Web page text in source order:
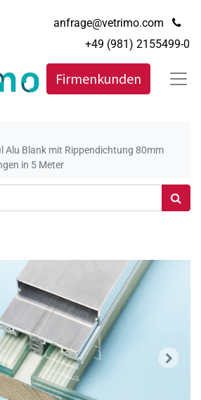
anfrage@vetrimo.com
+49 (981) 2155499-0
Firmenkunden
Alu Blank mit Rippendichtung 80mm
in 5 Meter